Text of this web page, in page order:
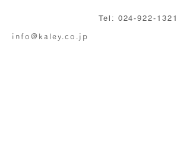
Tel: 024-922-1321
info@kaley.co.jp